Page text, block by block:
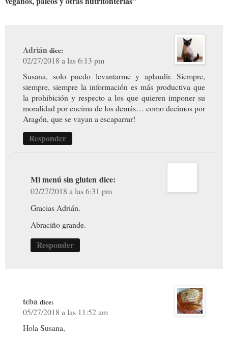
Adrián dice:
02/27/2018 a las 6:13 pm
Susana, solo puedo levantarme y aplaudir. Siempre,
siempre, siempre la información es más productiva que
la prohibición y respecto a los que quieren imponer su
moralidad por encima de los demás… como decimos por
Aragón, que se vayan a escaparrar!
Responder
Mi menú sin gluten dice:
02/27/2018 a las 6:31 pm
Gracias Adrián.
Abraciño grande.
Responder
teba dice:
05/27/2018 a las 11:52 am
Hola Susana,